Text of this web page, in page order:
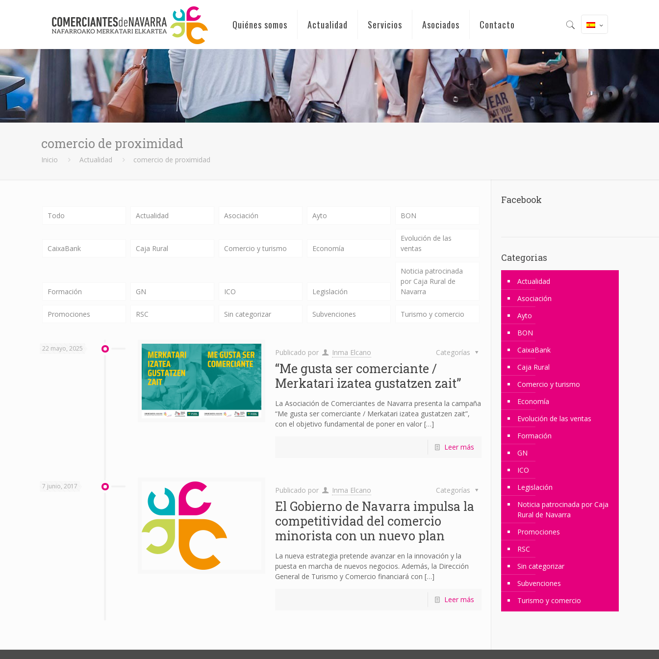
Quiénes somos Actualidad Servicios Asociados Contacto
comercio de proximidad
Inicio Actualidad comercio de proximidad
Todo Actualidad Asociación Ayto BON
CaixaBank Caja Rural Comercio y turismo Economía
Evolución de las
ventas
Formación GN ICO Legislación
Noticia patrocinada
por Caja Rural de
Navarra
Promociones RSC Sin categorizar Subvenciones Turismo y comercio
22 mayo, 2025 Publicado por Inma Elcano Categorías
“Me gusta ser comerciante /
Merkatari izatea gustatzen zait”
La Asociación de Comerciantes de Navarra presenta la campaña
“Me gusta ser comerciante / Merkatari izatea gustatzen zait”,
con el objetivo fundamental de poner en valor[…]
Leer más
7 junio, 2017 Publicado por Inma Elcano Categorías
El Gobierno de Navarra impulsa la
competitividad del comercio
minorista con un nuevo plan
La nueva estrategia pretende avanzar en la innovación y la
puesta en marcha de nuevos negocios. Además, la Dirección
General de Turismo y Comercio financiará con […]
Leer más
Facebook
Categorias
Actualidad
Asociación
Ayto
BON
CaixaBank
Caja Rural
Comercio y turismo
Economía
Evolución de las ventas
Formación
GN
ICO
Legislación
Noticia patrocinada por Caja
Rural de Navarra
Promociones
RSC
Sin categorizar
Subvenciones
Turismo y comercio